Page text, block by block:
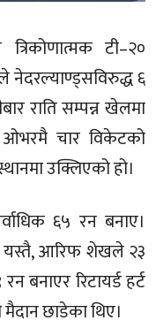
टी–२०
नेदरल्याण्ड्सविरुद्ध ६
राति सम्पन्न खेलमा
चार विकेटको
स्थानमा उक्लिएको हो।
६५ रन बनाए।
यस्तै, आरिफ शेखले २३
बनाएर रिटायर्ड हर्ट
छाडेका थिए।